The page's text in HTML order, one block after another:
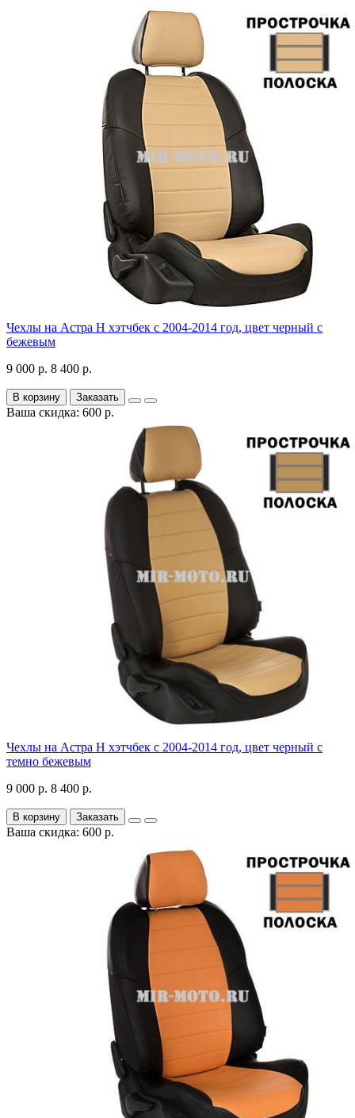
Чехлы на Астра H хэтчбек с 2004-2014 год, цвет черный с
бежевым
9 000 р. 8 400 р.
В корзину Заказать
Ваша скидка: 600 р.
Чехлы на Астра H хэтчбек с 2004-2014 год, цвет черный с
темно бежевым
9 000 р. 8 400 р.
В корзину Заказать
Ваша скидка: 600 р.